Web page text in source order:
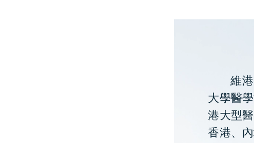
維
大學醫
港大型
香港、